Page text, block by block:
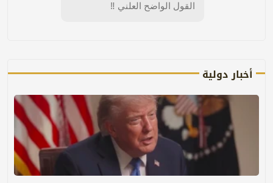
القول الواضح العلني ‼️
أخبار دولية